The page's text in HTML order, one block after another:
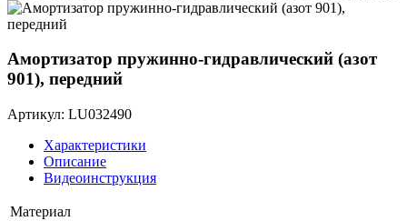
Амортизатор пружинно-гидравлический (азот
901), передний
Артикул: LU032490
Характеристики
Описание
Видеоинструкция
Материал